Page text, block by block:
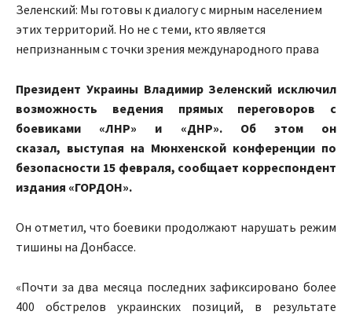
Зеленский: Мы готовы к диалогу с мирным населением
этих территорий. Но не с теми, кто является
непризнанным с точки зрения международного права
Президент Украины Владимир Зеленский исключил
возможность ведения прямых переговоров с
боевиками «ЛНР» и «ДНР». Об этом он
сказал, выступая на Мюнхенской конференции по
безопасности 15 февраля, сообщает корреспондент
издания «ГОРДОН».
Он отметил, что боевики продолжают нарушать режим
тишины на Донбассе.
«Почти за два месяца последних зафиксировано более
400 обстрелов украинских позиций, в результате